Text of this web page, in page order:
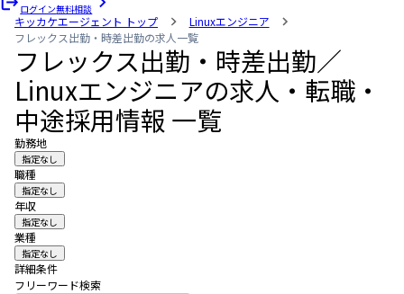
ログイン無料相談
キッカケエージェント トップ
Linuxエンジニア
フレックス出勤・時差出勤の求人一覧
フレックス出勤・時差出勤／
Linuxエンジニアの求人・転職・
中途採用情報 一覧
勤務地
指定なし
職種
指定なし
年収
指定なし
業種
指定なし
詳細条件
フリーワード検索